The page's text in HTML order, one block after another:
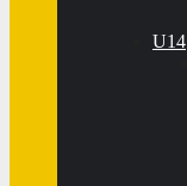
U14